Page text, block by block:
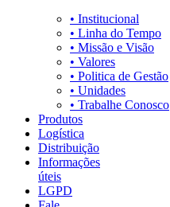
• Institucional
• Linha do Tempo
• Missão e Visão
• Valores
• Politica de Gestão
• Unidades
• Trabalhe Conosco
Produtos
Logística
Distribuição
Informações
úteis
LGPD